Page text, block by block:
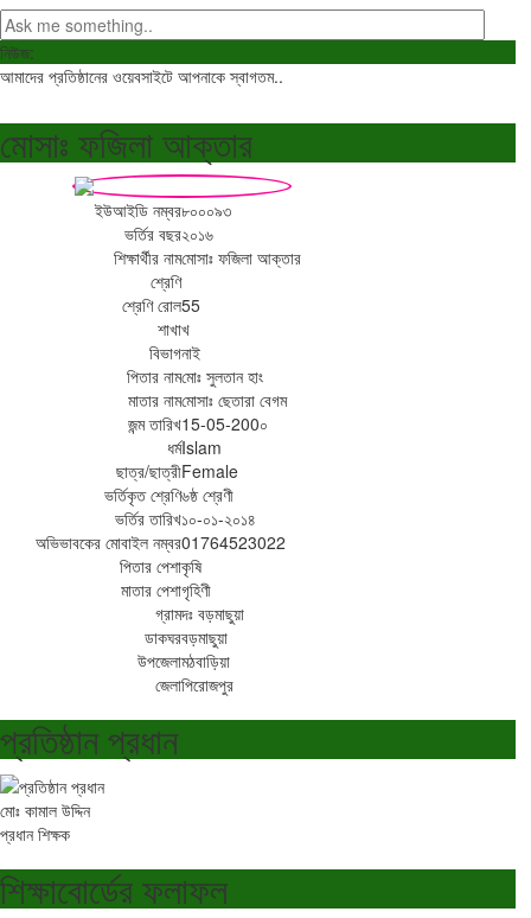
নিউজ:
আমাদের প্রতিষ্ঠানের ওয়েবসাইটে আপনাকে স্বাগতম..
মোসাঃ ফজিলা আক্তার
ইউআইডি নম্বর৮০০০৯৩
ভর্তির বছর২০১৬
শিক্ষার্থীর নামমোসাঃ ফজিলা আক্তার
শ্রেণি
শ্রেণি রোল55
শাখাখ
বিভাগনাই
পিতার নামমোঃ সুলতান হাং
মাতার নামমোসাঃ ছেতারা বেগম
জন্ম তারিখ15-05-200০
ধর্মIslam
ছাত্র/ছাত্রীFemale
ভর্তিকৃত শ্রেণি৬ষ্ঠ শ্রেণী
ভর্তির তারিখ১০-০১-২০১৪
অভিভাবকের মোবাইল নম্বর01764523022
পিতার পেশাকৃষি
মাতার পেশাগৃহিণী
গ্রামদঃ বড়মাছুয়া
ডাকঘরবড়মাছুয়া
উপজেলামঠবাড়িয়া
জেলাপিরোজপুর
প্রতিষ্ঠান প্রধান
মোঃ কামাল উদ্দিন
প্রধান শিক্ষক
শিক্ষাবোর্ডের ফলাফল